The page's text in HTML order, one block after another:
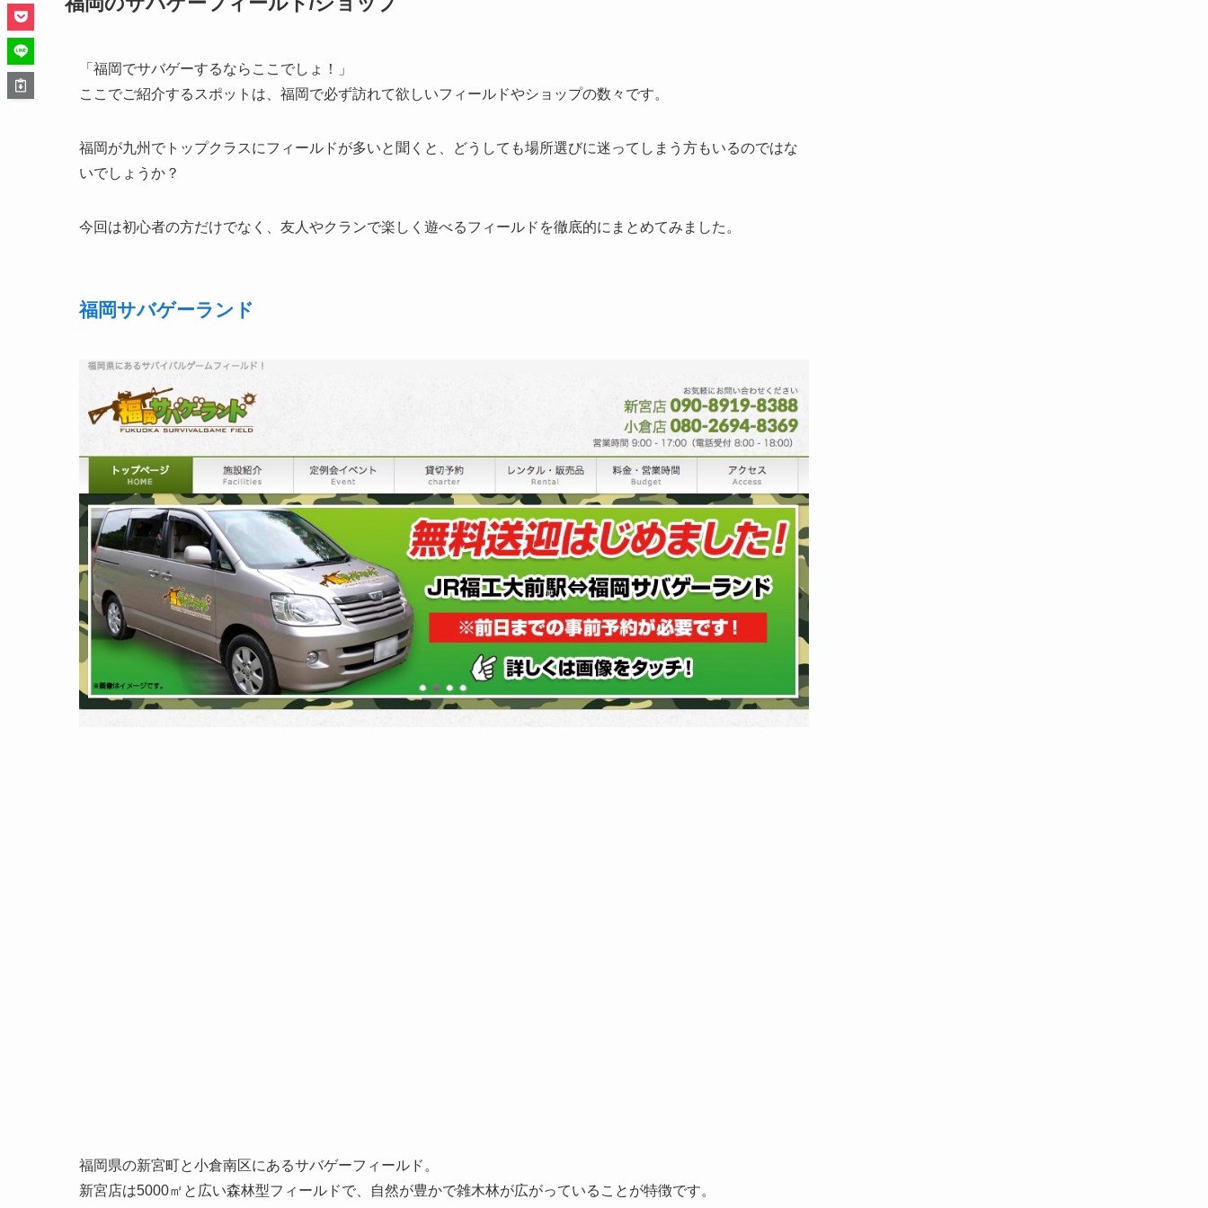
「福岡でサバゲーするならここでしょ！」
ここでご紹介するスポットは、福岡で必ず訪れて欲しいフィールドやショップの数々です。
福岡が九州でトップクラスにフィールドが多いと聞くと、どうしても場所選びに迷ってしまう方もいるのではな
いでしょうか？
今回は初心者の方だけでなく、友人やクランで楽しく遊べるフィールドを徹底的にまとめてみました。
福岡サバゲーランド
福岡県の新宮町と小倉南区にあるサバゲーフィールド。
新宮店は5000㎡と広い森林型フィールドで、自然が豊かで雑木林が広がっていることが特徴です。